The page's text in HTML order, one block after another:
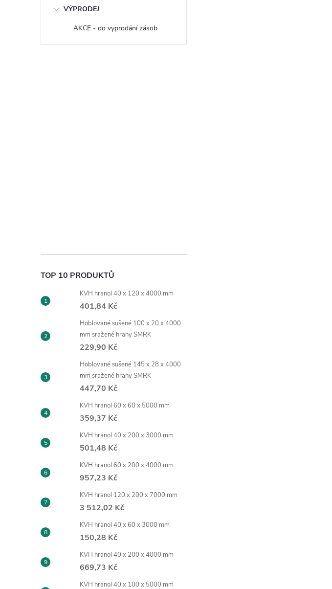
VÝPRODEJ
AKCE - do vyprodání zásob
TOP 10 PRODUKTŮ
KVH hranol 40 x 120 x 4000 mm
401,84 Kč
Hoblované sušené 100 x 20 x 4000
mm sražené hrany SMRK
229,90 Kč
Hoblované sušené 145 x 28 x 4000
mm sražené hrany SMRK
447,70 Kč
KVH hranol 60 x 60 x 5000 mm
359,37 Kč
KVH hranol 40 x 200 x 3000 mm
501,48 Kč
KVH hranol 60 x 200 x 4000 mm
957,23 Kč
KVH hranol 120 x 200 x 7000 mm
3 512,02 Kč
KVH hranol 40 x 60 x 3000 mm
150,28 Kč
KVH hranol 40 x 200 x 4000 mm
669,73 Kč
KVH hranol 40 x 100 x 5000 mm